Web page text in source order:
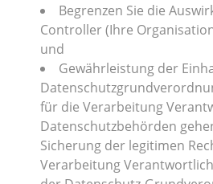
Begrenzen Sie die
Controller (Ihre
und
Gewährleistung der
für die Verarbeitung
Datenschutzbehörden
Sicherung der legitimen
Verarbeitung